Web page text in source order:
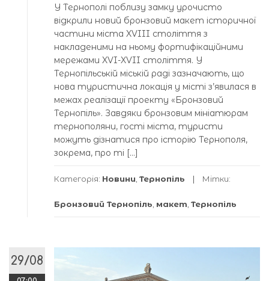
У Тернополі поблизу замку урочисто
відкрили новий бронзовий макет історичної
частини міста XVIII століття з
накладеними на ньому фортифікаційними
мережами XVI-XVII століття. У
Тернопільській міській раді зазначають, що
нова туристична локація у місті з’явилася в
межах реалізації проекту «Бронзовий
Тернопіль». Завдяки бронзовим мініатюрам
тернополяни, гості міста, туристи
можуть дізнатися про історію Тернополя,
зокрема, про ті […]
Категорія: Новини Тернопіль Мітки:
Бронзовий Тернопіль макет Тернопіль
29/08